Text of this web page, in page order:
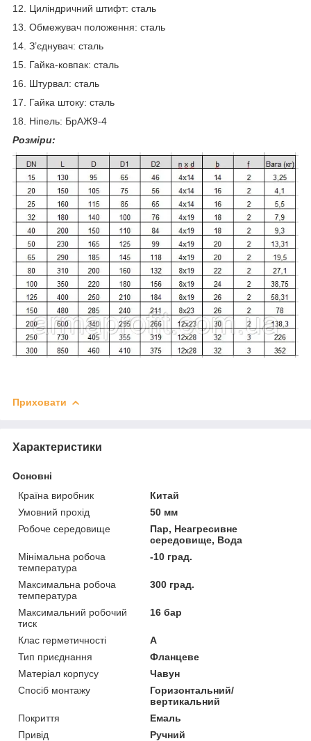
12. Циліндричний штифт: сталь
13. Обмежувач положення: сталь
14. З’єднувач: сталь
15. Гайка-ковпак: сталь
16. Штурвал: сталь
17. Гайка штоку: сталь
18. Ніпель: БрАЖ9-4
Розміри:
Приховати
Характеристики
Основні
Країна виробник
Китай
Умовний прохід
50 мм
Робоче середовище
Пар, Неагресивне
середовище, Вода
Мінімальна робоча
температура
-10 град.
Максимальна робоча
температура
300 град.
Максимальний робочий
тиск
16 бар
Клас герметичності
А
Тип приєднання
Фланцеве
Матеріал корпусу
Чавун
Спосіб монтажу
Горизонтальний/
вертикальний
Покриття
Емаль
Привід
Ручний